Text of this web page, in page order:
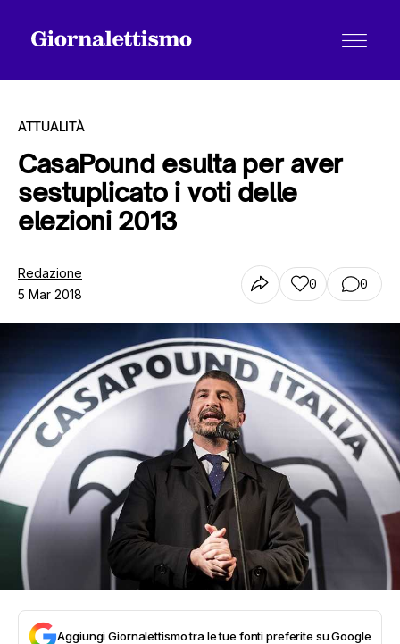
Tutti gli articoli
Chi siamo
Contatti
ATTUALITÀ
CasaPound esulta per aver
sestuplicato i voti delle
elezioni 2013
Redazione
5 Mar 2018
0 0
Aggiungi Giornalettismo tra le tue fonti preferite su Google